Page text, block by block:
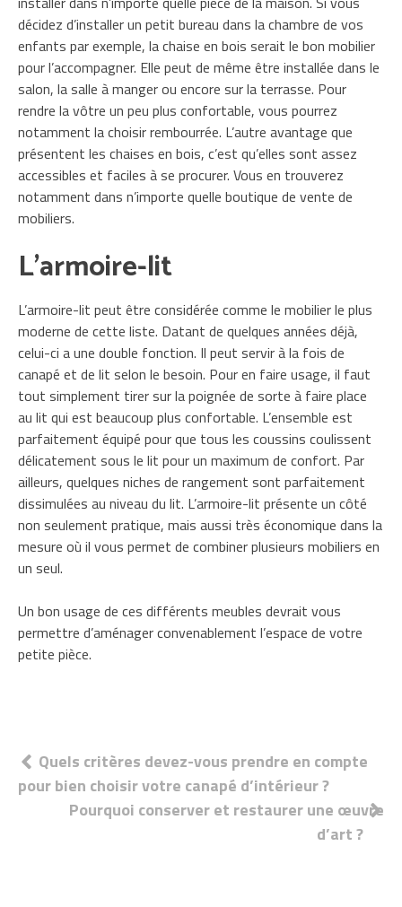
décidez d’installer un petit bureau dans la chambre de vos
enfants par exemple, la chaise en bois serait le bon mobilier
pour l’accompagner. Elle peut de même être installée dans le
salon, la salle à manger ou encore sur la terrasse. Pour
rendre la vôtre un peu plus confortable, vous pourrez
notamment la choisir rembourrée. L’autre avantage que
présentent les chaises en bois, c’est qu’elles sont assez
accessibles et faciles à se procurer. Vous en trouverez
notamment dans n’importe quelle boutique de vente de
mobiliers.
L’armoire-lit
L’armoire-lit peut être considérée comme le mobilier le plus
moderne de cette liste. Datant de quelques années déjà,
celui-ci a une double fonction. Il peut servir à la fois de
canapé et de lit selon le besoin. Pour en faire usage, il faut
tout simplement tirer sur la poignée de sorte à faire place
au lit qui est beaucoup plus confortable. L’ensemble est
parfaitement équipé pour que tous les coussins coulissent
délicatement sous le lit pour un maximum de confort. Par
ailleurs, quelques niches de rangement sont parfaitement
dissimulées au niveau du lit. L’armoire-lit présente un côté
non seulement pratique, mais aussi très économique dans la
mesure où il vous permet de combiner plusieurs mobiliers en
un seul.
Un bon usage de ces différents meubles devrait vous
permettre d’aménager convenablement l’espace de votre
petite pièce.
Navigation
de
Quels critères devez-vous prendre en compte
pour bien choisir votre canapé d’intérieur ?
Pourquoi conserver et restaurer une œuvre
d’art ?